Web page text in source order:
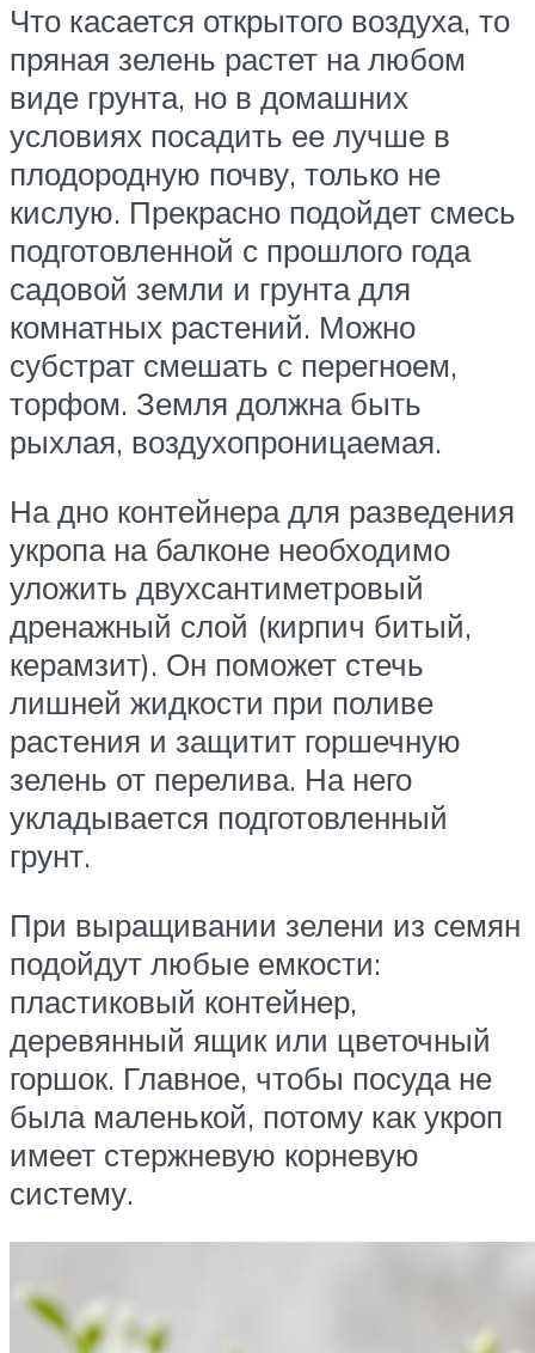
Что касается открытого воздуха, то
пряная зелень растет на любом
виде грунта, но в домашних
условиях посадить ее лучше в
плодородную почву, только не
кислую. Прекрасно подойдет смесь
подготовленной с прошлого года
садовой земли и грунта для
комнатных растений. Можно
субстрат смешать с перегноем,
торфом. Земля должна быть
рыхлая, воздухопроницаемая.
На дно контейнера для разведения
укропа на балконе необходимо
уложить двухсантиметровый
дренажный слой (кирпич битый,
керамзит). Он поможет стечь
лишней жидкости при поливе
растения и защитит горшечную
зелень от перелива. На него
укладывается подготовленный
грунт.
При выращивании зелени из семян
подойдут любые емкости:
пластиковый контейнер,
деревянный ящик или цветочный
горшок. Главное, чтобы посуда не
была маленькой, потому как укроп
имеет стержневую корневую
систему.